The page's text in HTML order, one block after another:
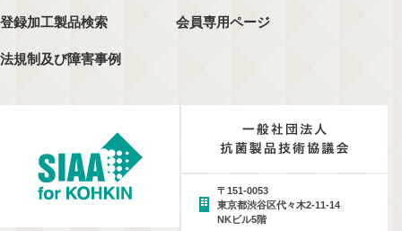
登録加工製品検索
法規制及び障害事例
会員専用ページ
〒151-0053
東京都渋谷区代々木2-11-14
NKビル5階